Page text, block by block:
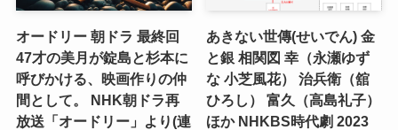
オードリー 朝ドラ 最終回
47才の美月が錠島と杉本に
呼びかける、映画作りの仲
間として。 NHK朝ドラ再
放送「オードリー」より(連
あきない世傳(せいでん) 金
と銀 相関図 幸（永瀬ゆず
な 小芝風花） 治兵衛（舘
ひろし） 富久（高島礼子）
ほか NHKBS時代劇 2023